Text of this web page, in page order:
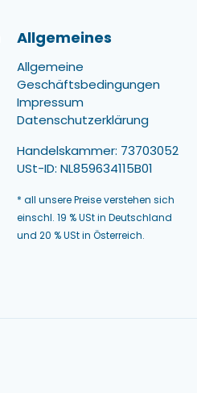
Allgemeines
Allgemeine
Geschäftsbedingungen
Impressum
Datenschutzerklärung
Handelskammer: 73703052
USt-ID: NL859634115B01
* all unsere Preise verstehen sich
einschl. 19 % USt in Deutschland
und 20 % USt in Österreich.